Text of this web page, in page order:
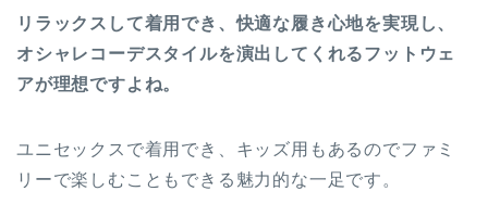
リラックスして着用でき、快適な履き心地を実現し、
オシャレコーデスタイルを演出してくれるフットウェ
アが理想ですよね。
ユニセックスで着用でき、キッズ用もあるのでファミ
リーで楽しむこともできる魅力的な一足です。